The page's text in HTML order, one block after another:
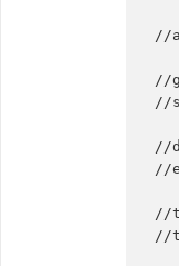
//
//
//
//
//
//
//